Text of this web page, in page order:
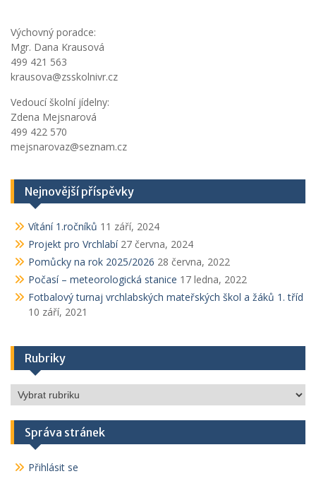
Výchovný poradce:
Mgr. Dana Krausová
499 421 563
krausova@zsskolnivr.cz
Vedoucí školní jídelny:
Zdena Mejsnarová
499 422 570
mejsnarovaz@seznam.cz
Nejnovější příspěvky
Vítání 1.ročníků 11 září, 2024
Projekt pro Vrchlabí 27 června, 2024
Pomůcky na rok 2025/2026 28 června, 2022
Počasí – meteorologická stanice 17 ledna, 2022
Fotbalový turnaj vrchlabských mateřských škol a žáků 1. tříd
10 září, 2021
Rubriky
Rubriky
Správa stránek
Přihlásit se